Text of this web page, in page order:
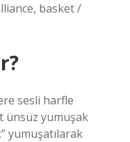
basket /
sesli harfle
ünsüz yumuşak
yumuşatılarak